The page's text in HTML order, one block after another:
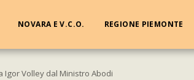
NOVARA E V.C.O. REGIONE PIEMONTE
Volley dal Ministro Abodi